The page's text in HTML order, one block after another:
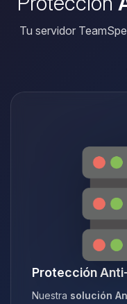
Tu servidor
Protección
Nuestra solución